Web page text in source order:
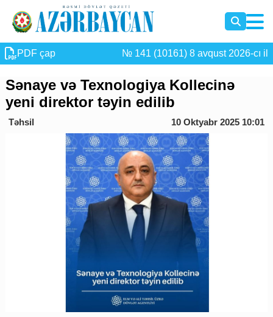
PDF çap № 141 (10161) 8 avqust 2026-cı il
Sənaye və Texnologiya Kollecinə
yeni direktor təyin edilib
Təhsil 10 Oktyabr 2025 10:01